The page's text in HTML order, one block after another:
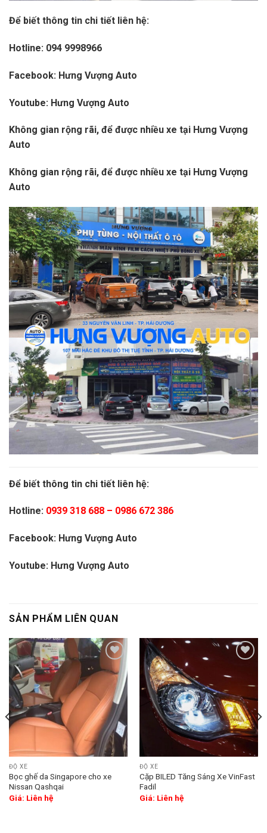
Để biết thông tin chi tiết liên hệ:
Hotline: 094 9998966
Facebook: Hưng Vượng Auto
Youtube: Hưng Vượng Auto
Không gian rộng rãi, để được nhiều xe tại Hưng Vượng
Auto
Không gian rộng rãi, để được nhiều xe tại Hưng Vượng
Auto
Để biết thông tin chi tiết liên hệ:
Hotline: 0939 318 688 – 0986 672 386
Facebook: Hưng Vượng Auto
Youtube: Hưng Vượng Auto
SẢN PHẨM LIÊN QUAN
Add
to
wishlist
ĐỘ XE
Bọc ghế da Singapore cho xe
Nissan Qashqai
Giá: Liên hệ
wishlist
ĐỘ XE
Cặp BILED Tăng Sáng Xe VinFast
Fadil
Giá: Liên hệ